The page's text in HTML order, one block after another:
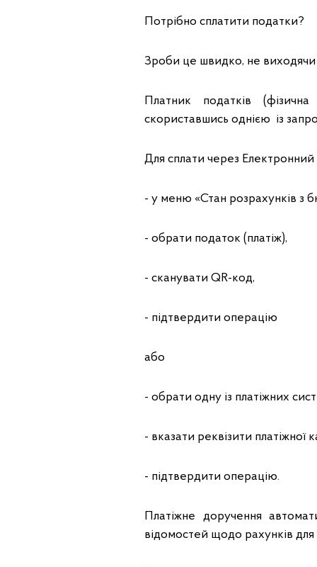
Потрібно сплатити податки?
Зроби це швидко, не виходячи
Платник податків
скориставшись однією із
Для сплати через Електронний
- у меню «Стан розрахунків з
- обрати податок (платіж),
- сканувати QR-код,
- підтвердити операцію
або
- обрати одну із платіжних
- вказати реквізити платіжної
- підтвердити операцію.
Платіжне доручення
відомостей щодо рахунків